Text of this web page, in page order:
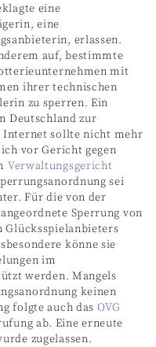
eine
eine
erlassen.
auf, bestimmte
mit
ihrer technischen
zu sperren. Ein
Deutschland zur
Internet sollte nicht mehr
vor Gericht gegen
Verwaltungsgericht
sei
Für die von der
Sperrung von
Glücksspielanbieters
könne sie
im
werden. Mangels
keinen
folgte auch das OVG
ab. Eine erneute
zugelassen.